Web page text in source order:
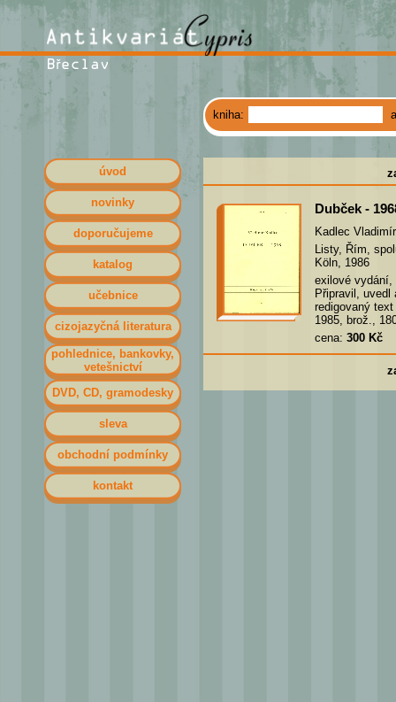
Dubček -
Kadlec Vladimír
Listy, Řím,
Köln, 1986
exilové
Připravil,
redigovaný
1985, brož.,
cena: 300 Kč
kniha:
úvod
novinky
doporučujeme
katalog
učebnice
cizojazyčná literatura
pohlednice, bankovky,
vetešnictví
DVD, CD, gramodesky
sleva
obchodní podmínky
kontakt